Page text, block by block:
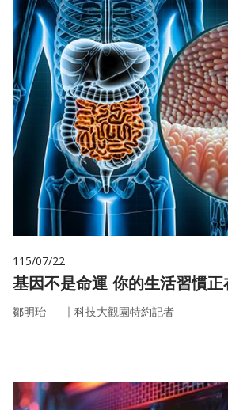
115/07/22
基因不是命運 你的生
鄒明珆 ｜ 科技大觀園特約記者